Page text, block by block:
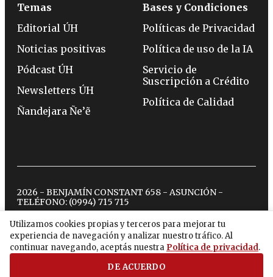
Utilizamos cookies propias y terceros para mejorar tu
experiencia de navegación y analizar nuestro tráfico. Al
continuar navegando, aceptás nuestra Política de privacidad.
DE ACUERDO
Temas
Editorial ÚH
Noticias positivas
Pódcast ÚH
Newsletters ÚH
Ñandejara Ñe’ẽ
Bases y Condiciones
Políticas de Privacidad
Política de uso de la IA
Servicio de
Suscripción a Crédito
Política de Calidad
2026 - BENJAMÍN CONSTANT 658 - ASUNCIÓN -
TELÉFONO: (0994) 715 715
twitterinstagram
facebook
tiktokyoutubespotify